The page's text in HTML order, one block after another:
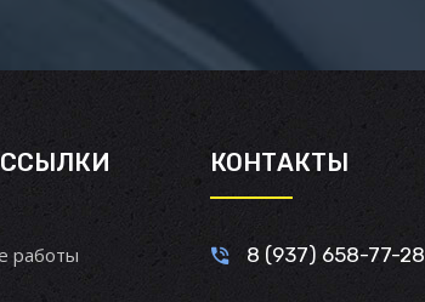
работы
КОНТАКТЫ
8 (937) 658-77-28